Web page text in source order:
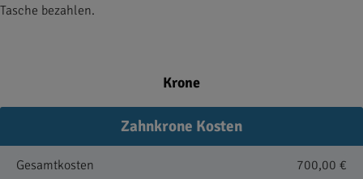
Tasche bezahlen.
Krone
Zahnkrone Kosten
Gesamtkosten
700,00 €